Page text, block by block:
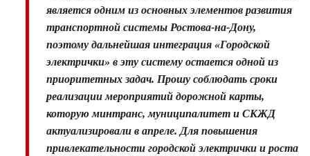
является одним из основных элементов развития
транспортной системы Ростова-на-Дону,
поэтому дальнейшая интеграция «Городской
электрички» в эту систему остается одной из
приоритетных задач. Прошу соблюдать сроки
реализации мероприятий дорожной карты,
которую минтранс, муниципалитет и СКЖД
актуализировали в апреле. Для повышения
привлекательности городской электрички и роста